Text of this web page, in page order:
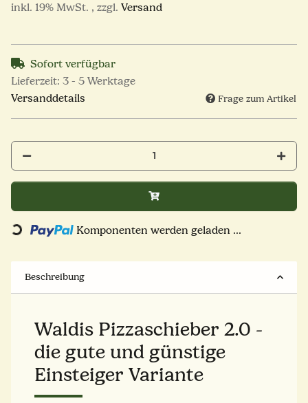
inkl. 19% MwSt. , zzgl. Versand
Sofort verfügbar
Lieferzeit: 3 - 5 Werktage
Versanddetails
Frage zum Artikel
Loading... Komponenten werden geladen ...
Beschreibung
Waldis Pizzaschieber 2.0 -
die gute und günstige
Einsteiger Variante